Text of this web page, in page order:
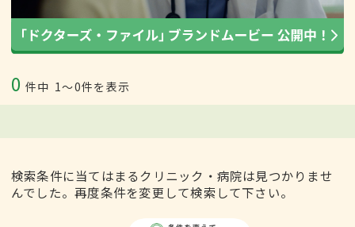
0 件中 1〜0件を表示
検索条件に当てはまるクリニック・病院は見つかりませ
んでした。再度条件を変更して検索して下さい。